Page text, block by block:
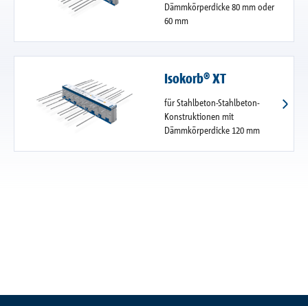
Dämmkörperdicke 80 mm oder
60 mm
Isokorb® XT
für Stahlbeton-Stahlbeton-
Konstruktionen mit
Dämmkörperdicke 120 mm